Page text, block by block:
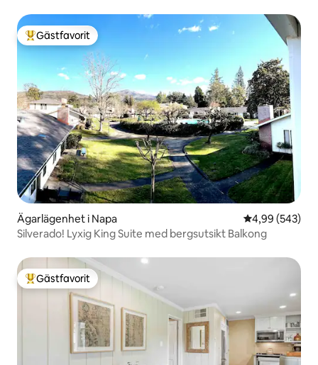
Populär gästfavorit
Gästfavorit
Ägarlägenhet i Napa 4,99 av 5 i
4,99 (543)
Silverado! Lyxig King Suite med bergsutsikt Balkong
Populär gästfavorit
Gästfavorit